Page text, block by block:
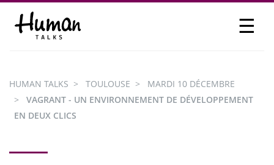
☰
PARTICIPER
HUMAN TALKS TOULOUSE
MARDI 10 DÉCEMBRE
VAGRANT - UN ENVIRONNEMENT DE DÉVELOPPEMENT
EN DEUX CLICS